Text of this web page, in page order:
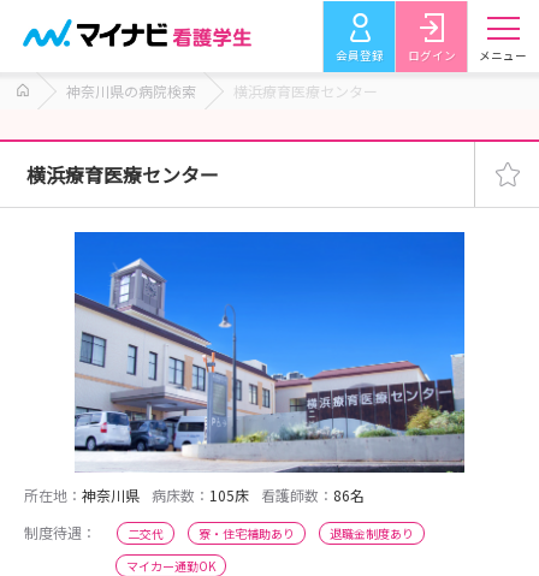
会員登録 ログイン メニュー
神奈川県の病院検索 横浜療育医療センター
横浜療育医療センター
所在地： 神奈川県 病床数： 105床 看護師数： 86名
制度待遇：
二交代 寮・住宅補助あり
退職金制度あり
マイカー通勤OK